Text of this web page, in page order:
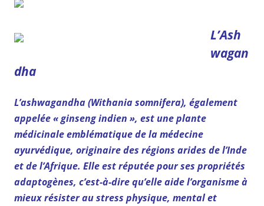
L’Ash
wagan
dha
L’ashwagandha (Withania somnifera), également
appelée « ginseng indien », est une plante
médicinale emblématique de la médecine
ayurvédique, originaire des régions arides de l’Inde
et de l’Afrique. Elle est réputée pour ses propriétés
adaptogènes, c’est-à-dire qu’elle aide l’organisme à
mieux résister au stress physique, mental et